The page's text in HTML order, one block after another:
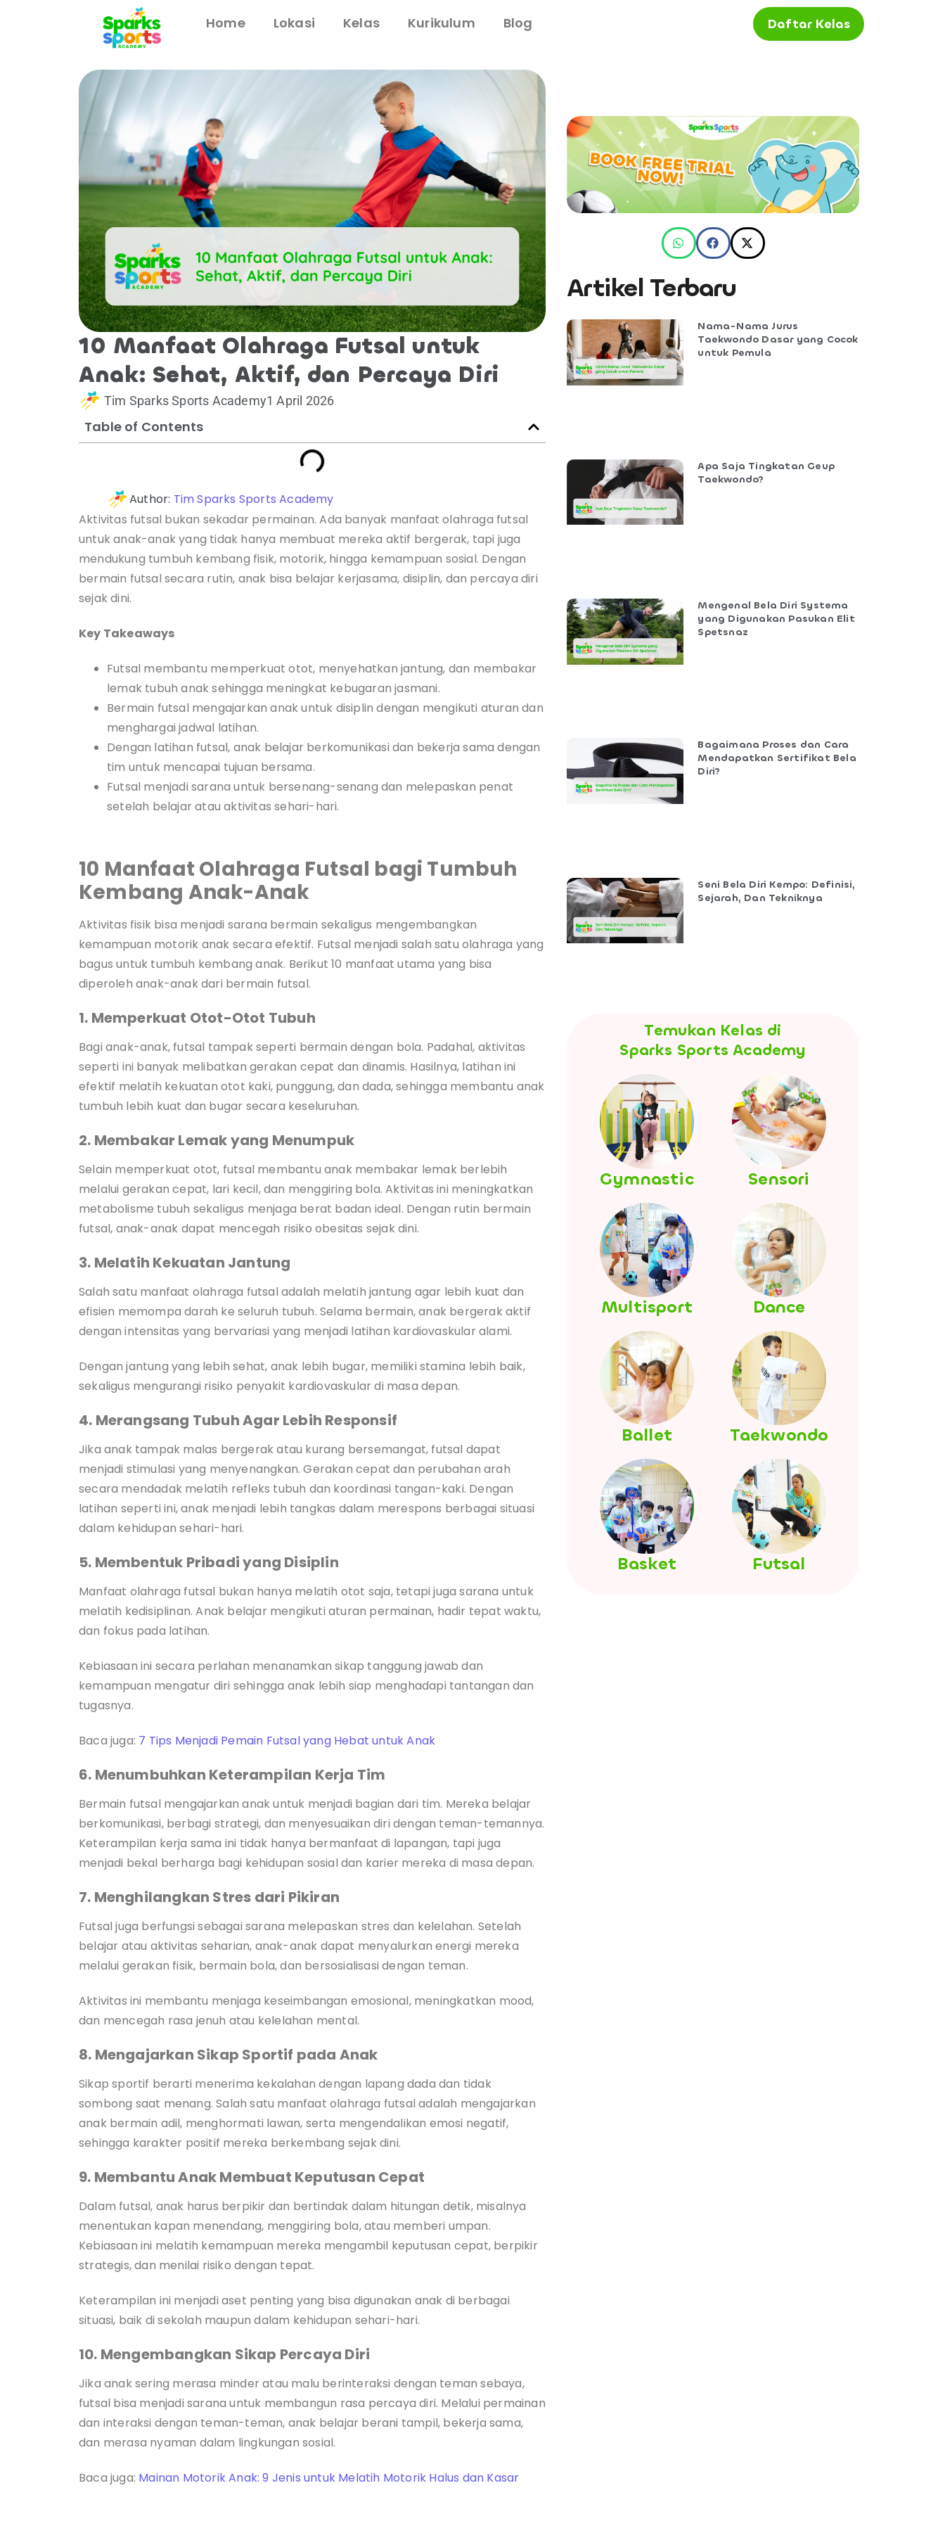
Home Lokasi Kelas Kurikulum Blog Daftar Kelas
10 Manfaat Olahraga Futsal untuk
Anak: Sehat, Aktif, dan Percaya Diri
Tim Sparks Sports Academy1 April 2026
Table of Contents
Author: Tim Sparks Sports Academy
Aktivitas futsal bukan sekadar permainan. Ada banyak manfaat olahraga futsal
untuk anak-anak yang tidak hanya membuat mereka aktif bergerak, tapi juga
mendukung tumbuh kembang fisik, motorik, hingga kemampuan sosial. Dengan
bermain futsal secara rutin, anak bisa belajar kerjasama, disiplin, dan percaya diri
sejak dini.
Key Takeaways
Futsal membantu memperkuat otot, menyehatkan jantung, dan membakar
lemak tubuh anak sehingga meningkat kebugaran jasmani.
Bermain futsal mengajarkan anak untuk disiplin dengan mengikuti aturan dan
menghargai jadwal latihan.
Dengan latihan futsal, anak belajar berkomunikasi dan bekerja sama dengan
tim untuk mencapai tujuan bersama.
Futsal menjadi sarana untuk bersenang-senang dan melepaskan penat
setelah belajar atau aktivitas sehari-hari.
10 Manfaat Olahraga Futsal bagi Tumbuh
Kembang Anak-Anak
Aktivitas fisik bisa menjadi sarana bermain sekaligus mengembangkan
kemampuan motorik anak secara efektif. Futsal menjadi salah satu olahraga yang
bagus untuk tumbuh kembang anak. Berikut 10 manfaat utama yang bisa
diperoleh anak-anak dari bermain futsal.
1. Memperkuat Otot-Otot Tubuh
Bagi anak-anak, futsal tampak seperti bermain dengan bola. Padahal, aktivitas
seperti ini banyak melibatkan gerakan cepat dan dinamis. Hasilnya, latihan ini
efektif melatih kekuatan otot kaki, punggung, dan dada, sehingga membantu anak
tumbuh lebih kuat dan bugar secara keseluruhan.
2. Membakar Lemak yang Menumpuk
Selain memperkuat otot, futsal membantu anak membakar lemak berlebih
melalui gerakan cepat, lari kecil, dan menggiring bola. Aktivitas ini meningkatkan
metabolisme tubuh sekaligus menjaga berat badan ideal. Dengan rutin bermain
futsal, anak-anak dapat mencegah risiko obesitas sejak dini.
3. Melatih Kekuatan Jantung
Salah satu manfaat olahraga futsal adalah melatih jantung agar lebih kuat dan
efisien memompa darah ke seluruh tubuh. Selama bermain, anak bergerak aktif
dengan intensitas yang bervariasi yang menjadi latihan kardiovaskular alami.
Dengan jantung yang lebih sehat, anak lebih bugar, memiliki stamina lebih baik,
sekaligus mengurangi risiko penyakit kardiovaskular di masa depan.
4. Merangsang Tubuh Agar Lebih Responsif
Jika anak tampak malas bergerak atau kurang bersemangat, futsal dapat
menjadi stimulasi yang menyenangkan. Gerakan cepat dan perubahan arah
secara mendadak melatih refleks tubuh dan koordinasi tangan-kaki. Dengan
latihan seperti ini, anak menjadi lebih tangkas dalam merespons berbagai situasi
dalam kehidupan sehari-hari.
5. Membentuk Pribadi yang Disiplin
Manfaat olahraga futsal bukan hanya melatih otot saja, tetapi juga sarana untuk
melatih kedisiplinan. Anak belajar mengikuti aturan permainan, hadir tepat waktu,
dan fokus pada latihan.
Kebiasaan ini secara perlahan menanamkan sikap tanggung jawab dan
kemampuan mengatur diri sehingga anak lebih siap menghadapi tantangan dan
tugasnya.
Baca juga: 7 Tips Menjadi Pemain Futsal yang Hebat untuk Anak
6. Menumbuhkan Keterampilan Kerja Tim
Bermain futsal mengajarkan anak untuk menjadi bagian dari tim. Mereka belajar
berkomunikasi, berbagi strategi, dan menyesuaikan diri dengan teman-temannya.
Keterampilan kerja sama ini tidak hanya bermanfaat di lapangan, tapi juga
menjadi bekal berharga bagi kehidupan sosial dan karier mereka di masa depan.
7. Menghilangkan Stres dari Pikiran
Futsal juga berfungsi sebagai sarana melepaskan stres dan kelelahan. Setelah
belajar atau aktivitas seharian, anak-anak dapat menyalurkan energi mereka
melalui gerakan fisik, bermain bola, dan bersosialisasi dengan teman.
Aktivitas ini membantu menjaga keseimbangan emosional, meningkatkan mood,
dan mencegah rasa jenuh atau kelelahan mental.
8. Mengajarkan Sikap Sportif pada Anak
Sikap sportif berarti menerima kekalahan dengan lapang dada dan tidak
sombong saat menang. Salah satu manfaat olahraga futsal adalah mengajarkan
anak bermain adil, menghormati lawan, serta mengendalikan emosi negatif,
sehingga karakter positif mereka berkembang sejak dini.
9. Membantu Anak Membuat Keputusan Cepat
Dalam futsal, anak harus berpikir dan bertindak dalam hitungan detik, misalnya
menentukan kapan menendang, menggiring bola, atau memberi umpan.
Kebiasaan ini melatih kemampuan mereka mengambil keputusan cepat, berpikir
strategis, dan menilai risiko dengan tepat.
Keterampilan ini menjadi aset penting yang bisa digunakan anak di berbagai
situasi, baik di sekolah maupun dalam kehidupan sehari-hari.
10. Mengembangkan Sikap Percaya Diri
Jika anak sering merasa minder atau malu berinteraksi dengan teman sebaya,
futsal bisa menjadi sarana untuk membangun rasa percaya diri. Melalui permainan
dan interaksi dengan teman-teman, anak belajar berani tampil, bekerja sama,
dan merasa nyaman dalam lingkungan sosial.
Baca juga: Mainan Motorik Anak: 9 Jenis untuk Melatih Motorik Halus dan Kasar
Artikel Terbaru
Nama-Nama Jurus
Taekwondo Dasar yang Cocok
untuk Pemula
Apa Saja Tingkatan Geup
Taekwondo?
Mengenal Bela Diri Systema
yang Digunakan Pasukan Elit
Spetsnaz
Bagaimana Proses dan Cara
Mendapatkan Sertifikat Bela
Diri?
Seni Bela Diri Kempo: Definisi,
Sejarah, Dan Tekniknya
Temukan Kelas di
Sparks Sports Academy
Gymnastic Sensori
Multisport Dance
Ballet Taekwondo
Basket Futsal